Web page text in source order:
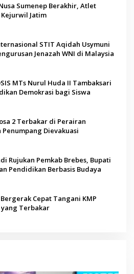
Sumenep Berakhir, Atlet
Jatim
STIT Aqidah Usymuni
Jenazah WNI di Malaysia
MTs Nurul Huda II Tambaksari
Demokrasi bagi Siswa
2 Terbakar di Perairan
Penumpang Dievakuasi
Rujukan Pemkab Brebes, Bupati
Pendidikan Berbasis Budaya
Cepat Tangani KMP
Terbakar